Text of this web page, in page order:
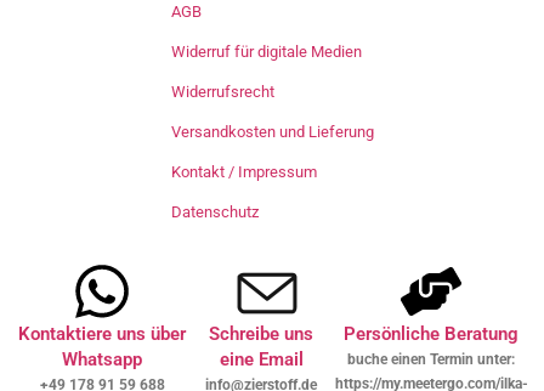
AGB
Widerruf für digitale Medien
Widerrufsrecht
Versandkosten und Lieferung
Kontakt / Impressum
Datenschutz
Kontaktiere uns über
Whatsapp
+49 178 91 59 688
Schreibe uns
eine Email
info@zierstoff.de
Persönliche Beratung
buche einen Termin unter:
https://my.meetergo.com/ilka-